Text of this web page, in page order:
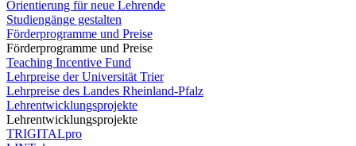
Orientierung für neue Lehrende
Studiengänge gestalten
Förderprogramme und Preise
Förderprogramme und Preise
Teaching Incentive Fund
Lehrpreise der Universität Trier
Lehrpreise des Landes Rheinland-Pfalz
Lehrentwicklungsprojekte
Lehrentwicklungsprojekte
TRIGITALpro